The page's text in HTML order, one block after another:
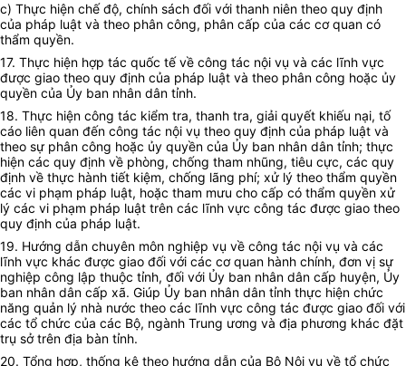
c) Thực hiện chế độ, chính sách đối với thanh niên theo quy định
của pháp luật và theo phân công, phân cấp của các cơ quan có
thẩm quyền.
17. Thực hiện hợp tác quốc tế về công tác nội vụ và các lĩnh vực
được giao theo quy định của pháp luật và theo phân công hoặc ủy
quyền của Ủy ban nhân dân tỉnh.
18. Thực hiện công tác kiểm tra, thanh tra, giải quyết khiếu nại, tố
cáo liên quan đến công tác nội vụ theo quy định của pháp luật và
theo sự phân công hoặc ủy quyền của Ủy ban nhân dân tỉnh; thực
hiện các quy định về phòng, chống tham nhũng, tiêu cực, các quy
định về thực hành tiết kiệm, chống lãng phí; xử lý theo thẩm quyền
các vi phạm pháp luật, hoặc tham mưu cho cấp có thẩm quyền xử
lý các vi phạm pháp luật trên các lĩnh vực công tác được giao theo
quy định của pháp luật.
19. Hướng dẫn chuyên môn nghiệp vụ về công tác nội vụ và các
lĩnh vực khác được giao đối với các cơ quan hành chính, đơn vị sự
nghiệp công lập thuộc tỉnh, đối với Ủy ban nhân dân cấp huyện, Ủy
ban nhân dân cấp xã. Giúp Ủy ban nhân dân tỉnh thực hiện chức
năng quản lý nhà nước theo các lĩnh vực công tác được giao đối với
các tổ chức của các Bộ, ngành Trung ương và địa phương khác đặt
trụ sở trên địa bàn tỉnh.
20. Tổng hợp, thống kê theo hướng dẫn của Bộ Nội vụ về tổ chức